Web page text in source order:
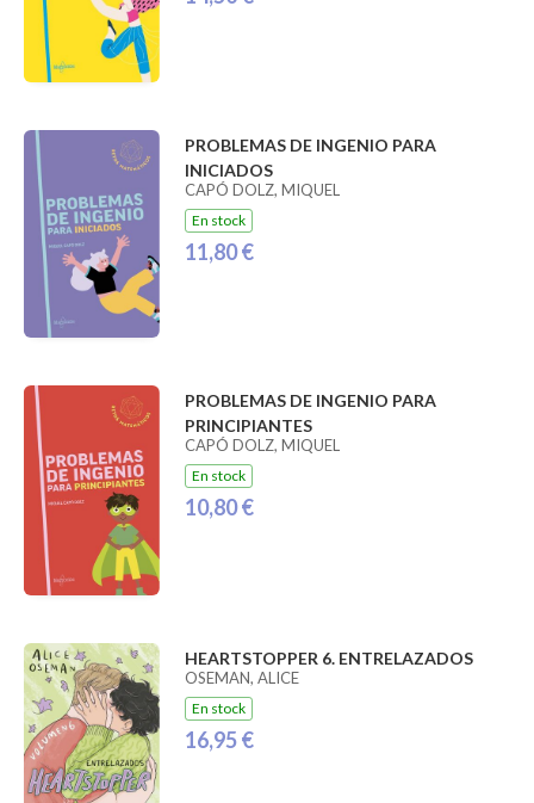
PROBLEMAS DE INGENIO PARA
INICIADOS
CAPÓ DOLZ, MIQUEL
En stock
11,80 €
PROBLEMAS DE INGENIO PARA
PRINCIPIANTES
CAPÓ DOLZ, MIQUEL
En stock
10,80 €
HEARTSTOPPER 6. ENTRELAZADOS
OSEMAN, ALICE
En stock
16,95 €